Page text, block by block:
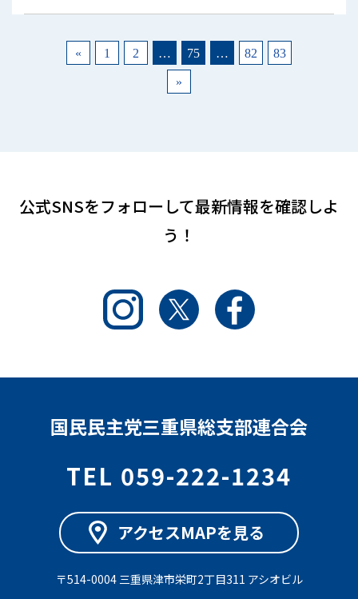
« 1 2 … 75 … 82 83
»
公式SNSをフォローして最新情報を確認しよ
う！
Instagram Twitter
国民民主党三重県総支部連合会
TEL 059-222-1234
アクセスMAPを見る
〒514-0004 三重県津市栄町2丁目311 アシオビル